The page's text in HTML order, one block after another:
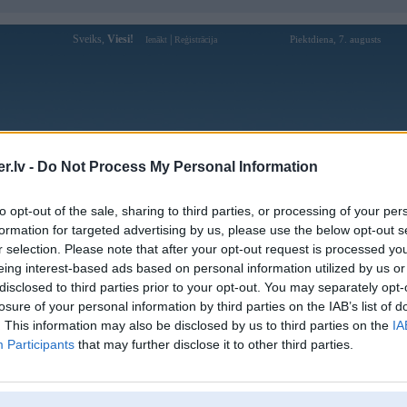
- Do Not Process My Personal Information
opt-out of the sale, sharing to third parties, or processing of your
for targeted advertising by us, please use the below opt-out
selection. Please note that after your opt-out request is processed
interest-based ads based on personal information utilized by us
to third parties prior to your opt-out. You may separately
of your personal information by third parties on the IAB’s list of
This information may also be disclosed by us to third parties on the
Participants that may further disclose it to other third parties.
Sveiks, Viesi! Ienākt Reģistrācija Piektdiena, 7. augusts
Forums Galerijas Reģistrācija Lietotāji
Lietotāja vilcens profils
Pēdējo reizi manīts: 11. Jan 2010, 20:44
Lietotājvārds:
vilcens
Pilsēta:
Rīga
Braucu ar:
BMW 320
Nodarbošanās:
IT
Ziņojumi forumā:
13